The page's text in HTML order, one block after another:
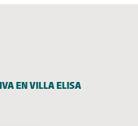
EN VILLA ELISA